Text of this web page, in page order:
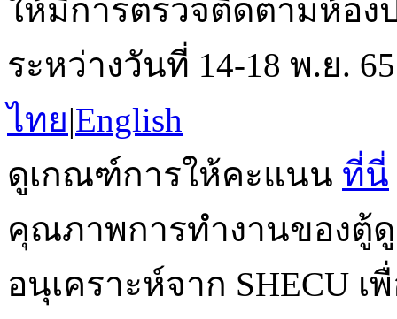
ให้มีการตรวจติดตามห้อง
ระหว่างวันที่ 14-18 พ.ย.
ไทย|English
ดูเกณฑ์การให้คะแนน ที่นี่
คุณภาพการทำงานของตู้
อนุเคราะห์จาก SHECU